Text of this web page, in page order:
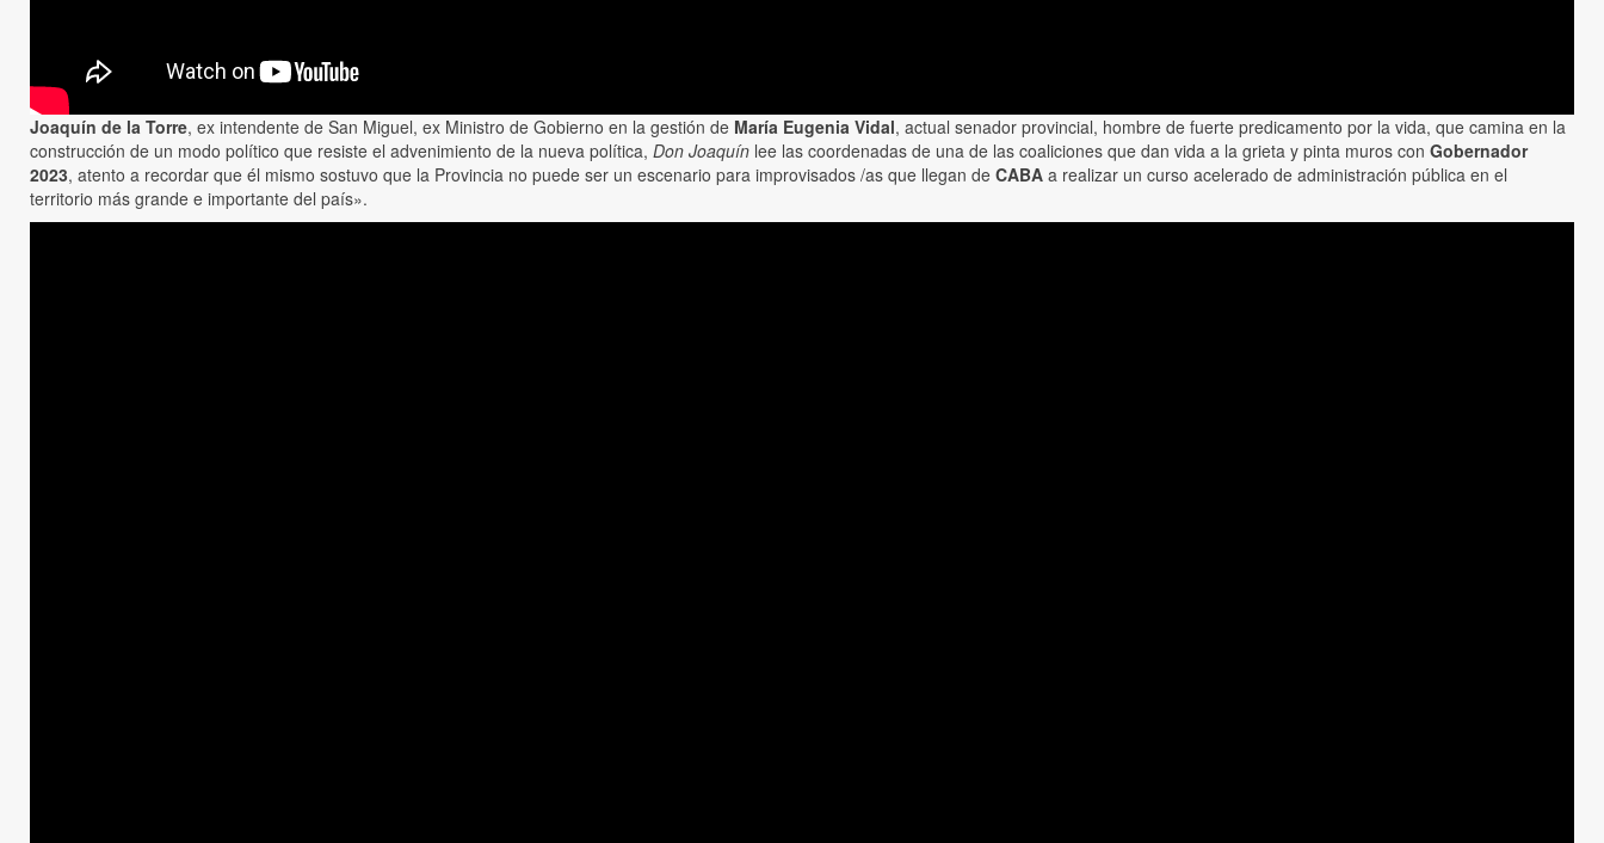
Joaquín de la Torre, ex intendente de San Miguel, ex Ministro de Gobierno en la gestión de María Eugenia Vidal, actual senador provincial, hombre de fuerte predicamento por la vida, que camina en la
construcción de un modo político que resiste el advenimiento de la nueva política, Don Joaquín lee las coordenadas de una de las coaliciones que dan vida a la grieta y pinta muros con Gobernador
2023, atento a recordar que él mismo sostuvo que la Provincia no puede ser un escenario para improvisados /as que llegan de CABA a realizar un curso acelerado de administración pública en el
territorio más grande e importante del país».